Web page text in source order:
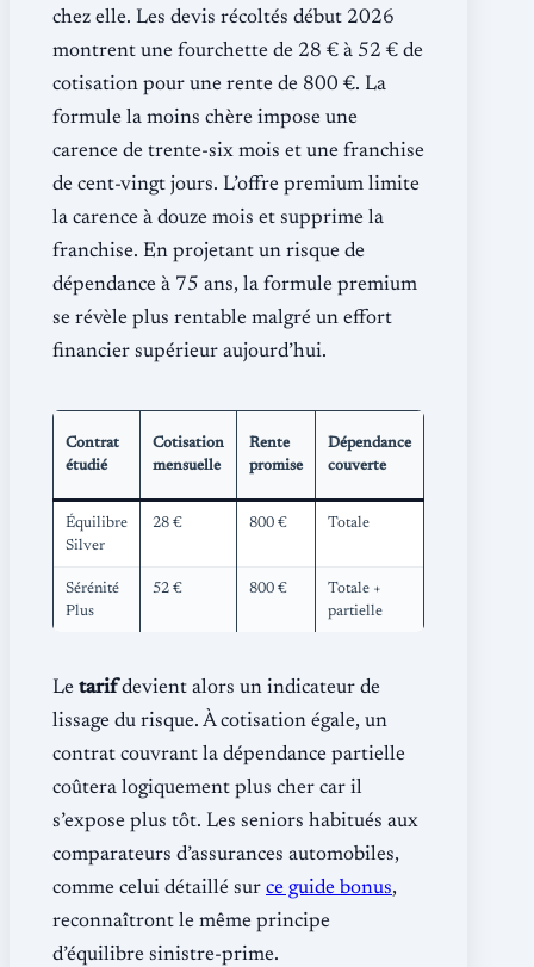
chez elle. Les devis récoltés début 2026
montrent une fourchette de 28 € à 52 € de
cotisation pour une rente de 800 €. La
formule la moins chère impose une
carence de trente-six mois et une franchise
de cent-vingt jours. L’offre premium limite
la carence à douze mois et supprime la
franchise. En projetant un risque de
dépendance à 75 ans, la formule premium
se révèle plus rentable malgré un effort
financier supérieur aujourd’hui.
Contrat
étudié
Cotisation
mensuelle
Rente
promise
Dépendance
couverte
Équilibre
Silver
28 € 800 € Totale
Sérénité
Plus
52 € 800 €
Totale +
partielle
Le tarifdevient alors un indicateur de
lissage du risque. À cotisation égale, un
contrat couvrant la dépendance partielle
coûtera logiquement plus cher car il
s’expose plus tôt. Les seniors habitués aux
comparateurs d’assurances automobiles,
comme celui détaillé sur ce guide bonus,
reconnaîtront le même principe
d’équilibre sinistre-prime.